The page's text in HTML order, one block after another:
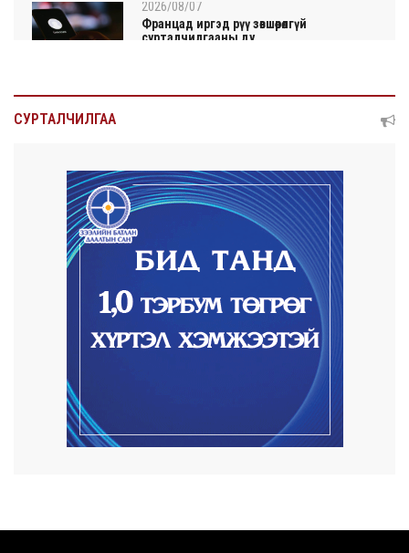
2026/08/07
Францад иргэд рүү зөвшөөрөлгүй
сурталчилгааны ду...
2026/08/07
2026/08/07
Автомашины улсын дугаар сондгой
Улаанбаатарт өдөртөө 30 хэм дулаан
Улсын чанартай хатуу хучилттай авто
СУРТАЛЧИЛГАА